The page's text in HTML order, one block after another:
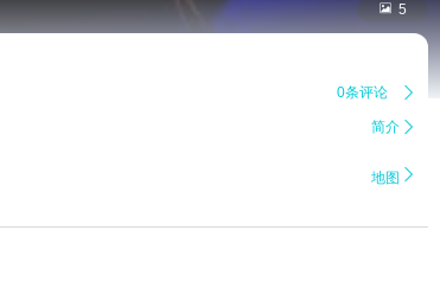
 5
0条评论 
简介 
地图 